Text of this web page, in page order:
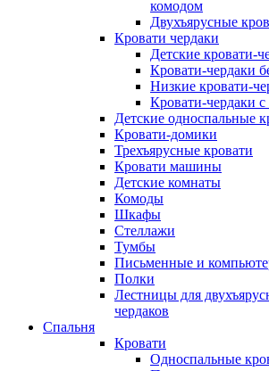
комодом
Двухъярусные
Кровати чердаки
Детские кровати-
Кровати-чердаки
Низкие кровати-
Кровати-чердаки с
Детские односпальные
Кровати-домики
Трехъярусные кровати
Кровати машины
Детские комнаты
Комоды
Шкафы
Стеллажи
Тумбы
Письменные и
Полки
Лестницы для
чердаков
Спальня
Кровати
Односпальные